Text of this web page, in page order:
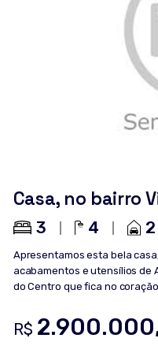
Casa, no bairro
3 4 2
Apresentamos esta bela
acabamentos e utensílios de
do Centro que fica no
suítes com sacada, sendo
Closet; - Lareira; - Sala de
R$